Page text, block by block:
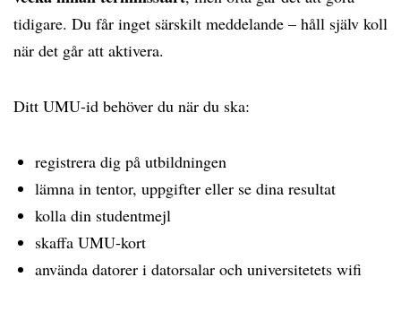
tidigare. Du får inget särskilt meddelande – håll själv koll
när det går att aktivera.
Ditt UMU-id behöver du när du ska:
registrera dig på utbildningen
lämna in tentor, uppgifter eller se dina resultat
kolla din studentmejl
skaffa UMU-kort
använda datorer i datorsalar och universitetets wifi